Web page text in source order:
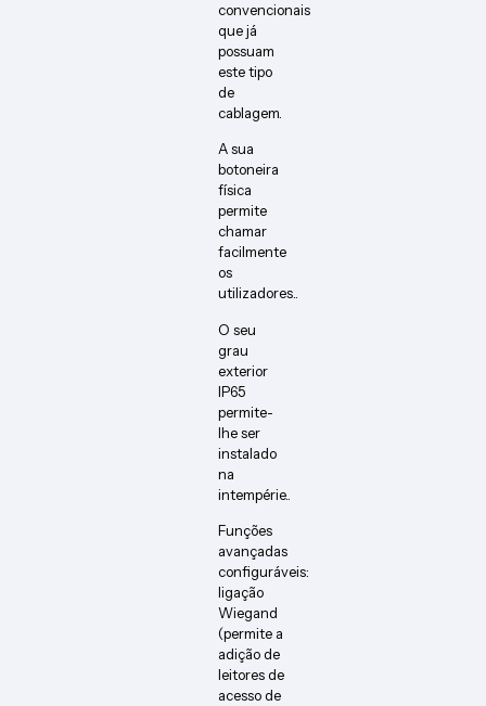
convencionais
que já
possuam
este tipo
de
cablagem.
A sua
botoneira
física
permite
chamar
facilmente
os
utilizadores..
O seu
grau
exterior
IP65
permite-
lhe ser
instalado
na
intempérie..
Funções
avançadas
configuráveis:
ligação
Wiegand
(permite a
adição de
leitores de
acesso de